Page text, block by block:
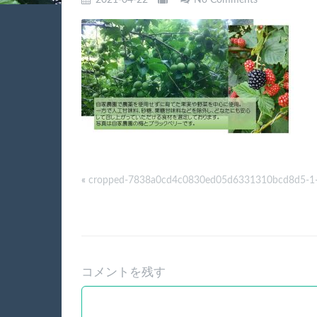
« cropped-7838a0cd4c0830ed05d6331310bcd8d5-
コメントを残す